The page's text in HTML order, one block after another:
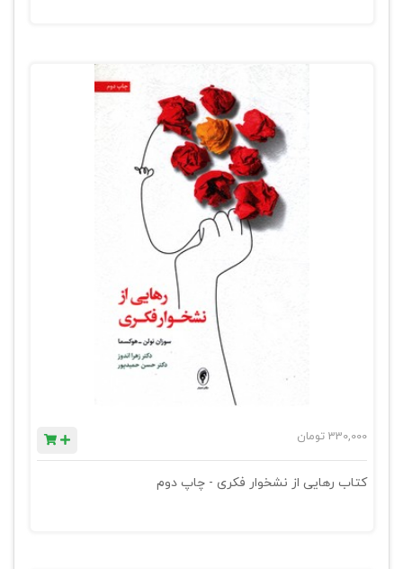
330,000 تومان
کتاب رهایی از نشخوار فکری - چاپ دوم